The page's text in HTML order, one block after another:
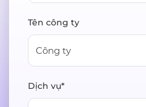
Tên công ty
Dịch vụ*